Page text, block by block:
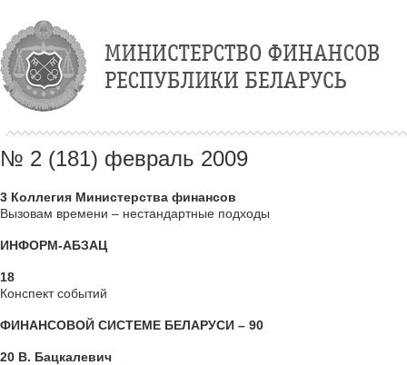
№ 2 (181) февраль 2009
3 Коллегия Министерства финансов
Вызовам времени – нестандартные подходы
ИНФОРМ-АБЗАЦ
18
Конспект событий
ФИНАНСОВОЙ СИСТЕМЕ БЕЛАРУСИ – 90
20 В. Бацкалевич